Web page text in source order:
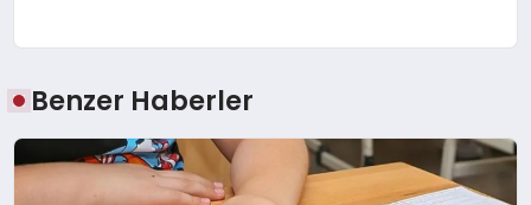
Benzer Haberler